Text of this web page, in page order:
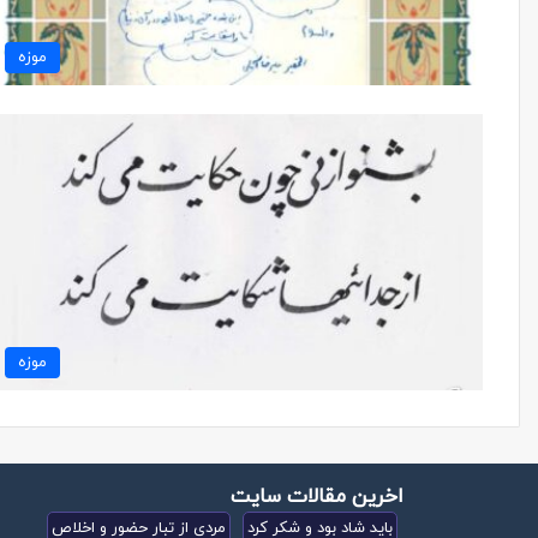
موزه
موزه
اخرین مقالات سایت
باید شاد بود و شکر کرد مردی از تبار حضور و اخلاص